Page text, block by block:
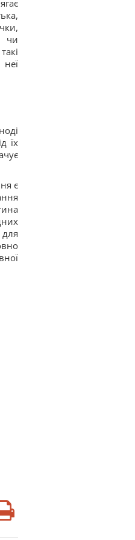
чи
їх
є